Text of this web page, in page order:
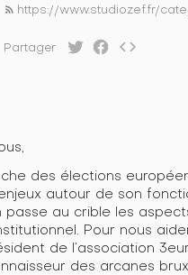
rss_feed https://www.studiozef.fr/
Partager code
des élections
autour de son
passe au crible les
Pour nous
de l’association
des arcanes